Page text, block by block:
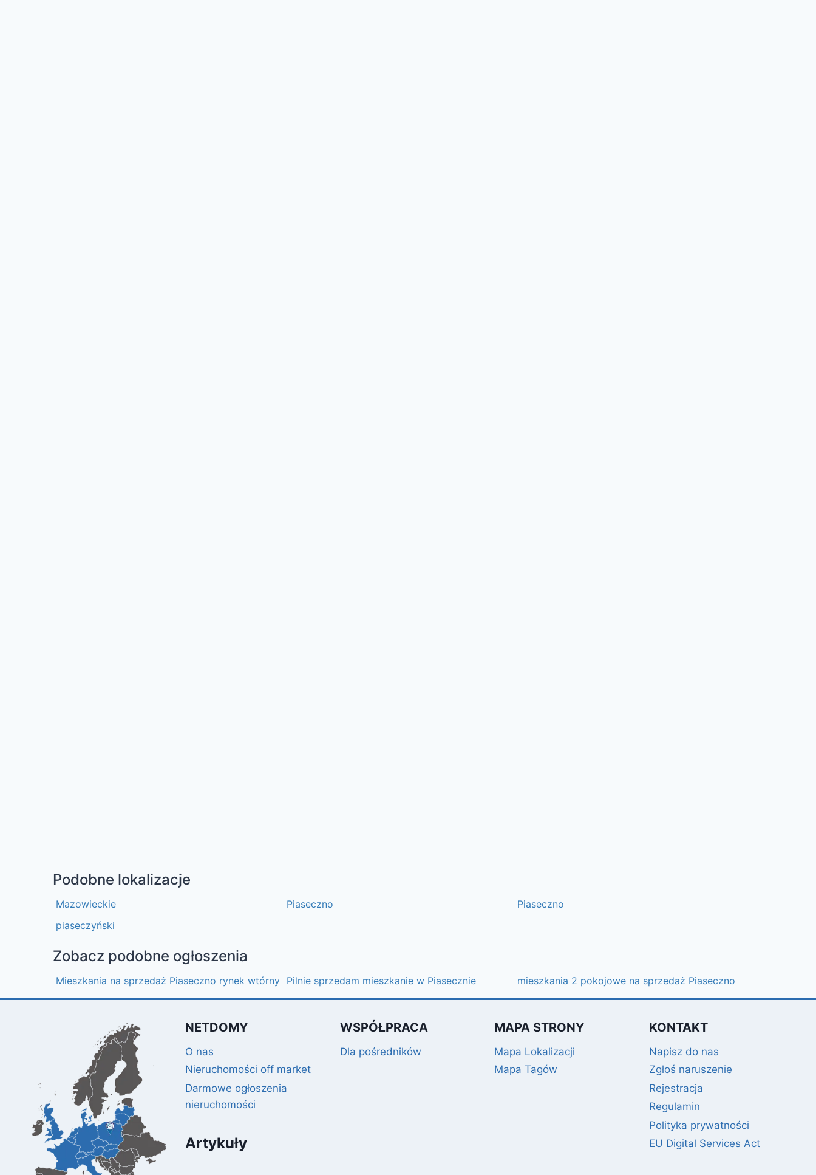
Podobne lokalizacje
Mazowieckie Piaseczno
Piaseczno
piaseczyński
Zobacz podobne ogłoszenia
Mieszkania na sprzedaż Piaseczno rynek wtórny Pilnie sprzedam mieszkanie w Piasecznie mieszkania 2 pokojowe na sprzedaż Piaseczno
NETDOMY
O nas
Nieruchomości off market
Darmowe ogłoszenia
nieruchomości
Artykuły
WSPÓŁPRACA
Dla pośredników
MAPA STRONY
Mapa Lokalizacji
Mapa Tagów
KONTAKT
Napisz do nas
Zgłoś naruszenie
Rejestracja
Regulamin
Polityka prywatności
EU Digital Services Act